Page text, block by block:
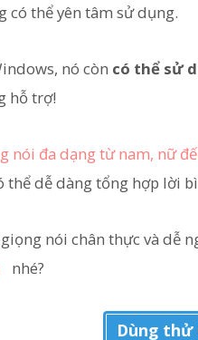
có thể yên tâm sử dụng.
nó còn có thể sử
hỗ trợ!
nói đa dạng từ nam, nữ
thể dễ dàng tổng hợp lời
nói chân thực và dễ
nhé?
Dùng thử